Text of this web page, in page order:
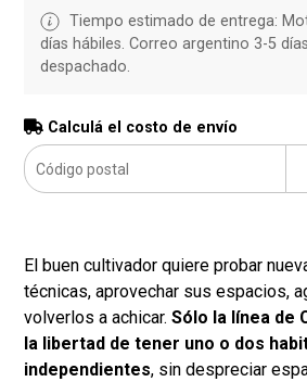
Tiempo estimado de entrega:
días hábiles. Correo argentino 3-5
despachado.
Calculá el costo de envío
El buen cultivador quiere probar
técnicas, aprovechar sus espacios,
volverlos a achicar.Sólo la línea de
la libertad de tener uno o dos
independientes, sin despreciar